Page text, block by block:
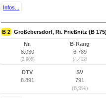
Infos...
B 2 Großebersdorf, Ri. Frießnitz (B
Nr.
8.030
(2.908)
B-Rang
6.789
(4.402)
DTV
8.891
SV
791
(8,9%)